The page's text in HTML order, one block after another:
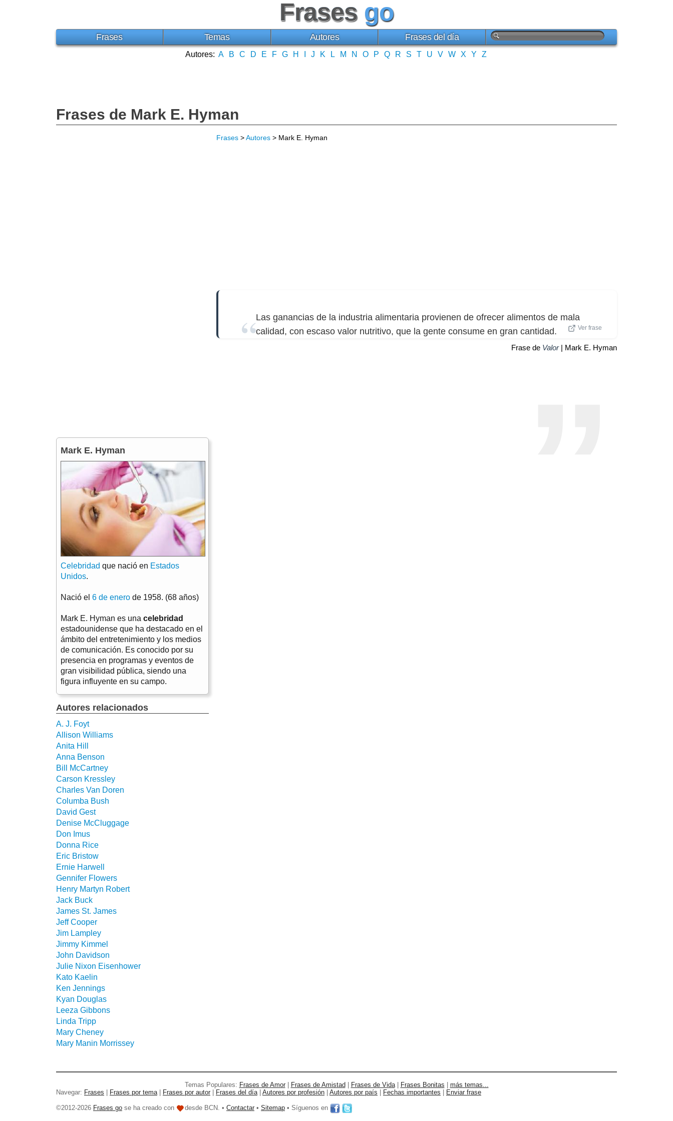
Frases go
Frases Temas Autores Frases del día
Autores: A B C D E F G H J K L M N O P Q R S T U V W X Y Z
Frases de Mark E. Hyman
Frases >Autores > Mark E. Hyman
Las ganancias de la industria alimentaria provienen de ofrecer alimentos de mala
calidad, con escaso valor nutritivo, que la gente consume en gran cantidad.
Ver frase
Frase de Valor| Mark E. Hyman
Mark E. Hyman
Celebridad que nació en Estados
Unidos.
Nació el 6 de enero de 1958. (68 años)
Mark E. Hyman es una celebridad
estadounidense que ha destacado en el
ámbito del entretenimiento y los medios
de comunicación. Es conocido por su
presencia en programas y eventos de
gran visibilidad pública, siendo una
figura influyente en su campo.
Autores relacionados
A. J. Foyt
Allison Williams
Anita Hill
Anna Benson
Bill McCartney
Carson Kressley
Charles Van Doren
Columba Bush
David Gest
Denise McCluggage
Don Imus
Donna Rice
Eric Bristow
Ernie Harwell
Gennifer Flowers
Henry Martyn Robert
Jack Buck
James St. James
Jeff Cooper
Jim Lampley
Jimmy Kimmel
John Davidson
Julie Nixon Eisenhower
Kato Kaelin
Ken Jennings
Kyan Douglas
Leeza Gibbons
Linda Tripp
Mary Cheney
Mary Manin Morrissey
Temas Populares: Frases de Amor| Frases de Amistad Frases de Vida| Frases Bonitas
más temas...
Navegar: Frases Frases por tema| Frases por autor Frases del día| Autores por profesión Autores por país Fechas importantes Enviar frase
©2012-2026 Frases go se ha creado con desde BCN. • Contactar • Sitemap • Síguenos en